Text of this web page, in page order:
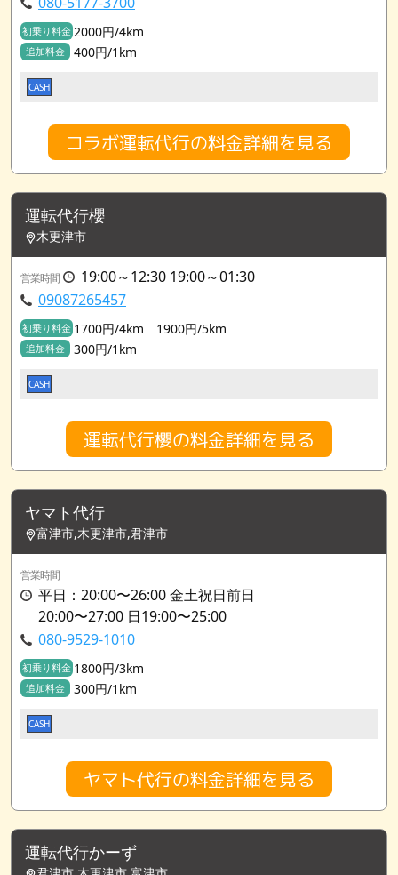
初乗り料金 2000円/4km
追加料金 400円/1km
CASH
コラボ運転代行の料金詳細を見る
運転代行櫻
木更津市
営業時間
19:00～12:30 19:00～01:30
09087265457
初乗り料金 1700円/4km 1900円/5km
追加料金 300円/1km
CASH
運転代行櫻の料金詳細を見る
ヤマト代行
富津市,木更津市,君津市
営業時間
平日：20:00〜26:00 金土祝日前日
20:00〜27:00 日19:00〜25:00
080-9529-1010
初乗り料金 1800円/3km
追加料金 300円/1km
CASH
ヤマト代行の料金詳細を見る
運転代行かーず